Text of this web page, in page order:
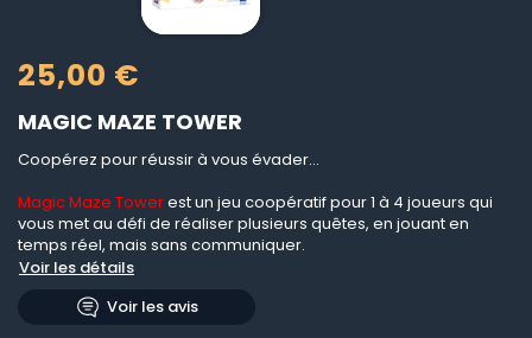
25,00 €
MAGIC MAZE TOWER
Coopérez pour réussir à vous évader...
Magic Maze Towerest un jeu coopératif pour 1 à 4 joueurs qui
vous met au défi de réaliser plusieurs quêtes, en jouant en
temps réel, mais sans communiquer.
Voir les détails
Voir les avis